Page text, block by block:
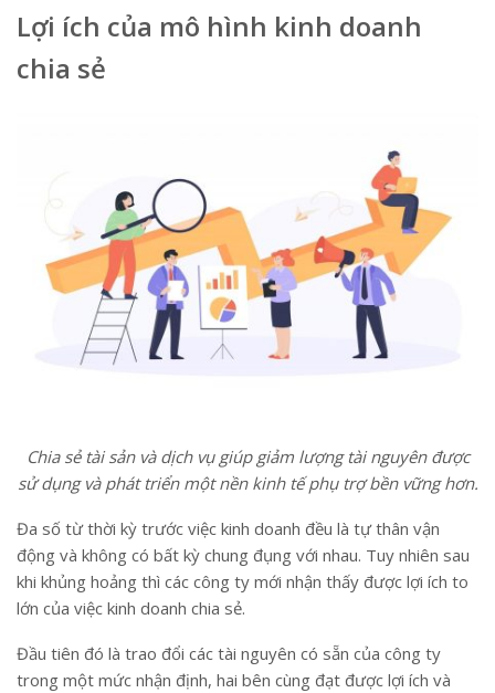
Lợi ích của mô hình kinh doanh
chia sẻ
Chia sẻ tài sản và dịch vụ giúp giảm lượng tài nguyên được
sử dụng và phát triển một nền kinh tế phụ trợ bền vững hơn.
Đa số từ thời kỳ trước việc kinh doanh đều là tự thân vận
động và không có bất kỳ chung đụng với nhau. Tuy nhiên sau
khi khủng hoảng thì các công ty mới nhận thấy được lợi ích to
lớn của việc kinh doanh chia sẻ.
Đầu tiên đó là trao đổi các tài nguyên có sẵn của công ty
trong một mức nhận định, hai bên cùng đạt được lợi ích và